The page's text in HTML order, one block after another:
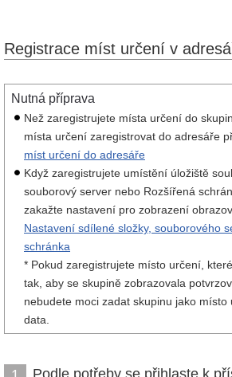
Registrace míst určení v
Nutná příprava
Než zaregistrujete místa určení do
místa určení zaregistrovat do adresáře
míst určení do adresáře
Když zaregistrujete umístění úložiště
souborový server nebo Rozšířená
zakažte nastavení pro zobrazení
Nastavení sdílené složky, souborového
schránka
* Pokud zaregistrujete místo určení,
tak, aby se skupině zobrazovala
nebudete moci zadat skupinu jako
data.
Podle potřeby se přihlaste k